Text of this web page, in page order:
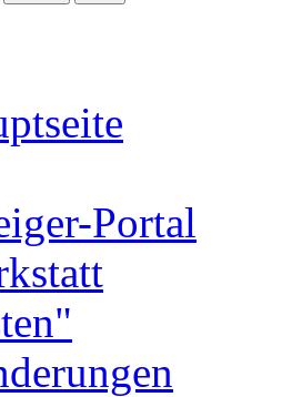
Portal